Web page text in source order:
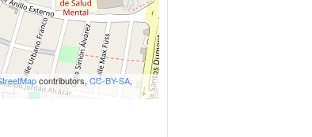
contributors, CC-BY-SA,